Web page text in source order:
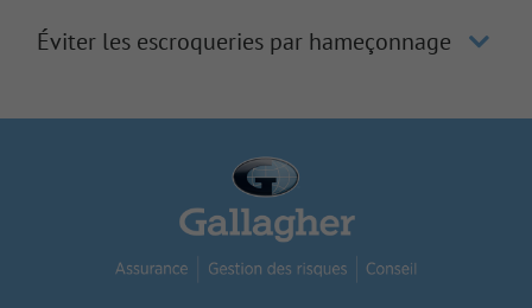
Éviter les escroqueries par hameçonnage